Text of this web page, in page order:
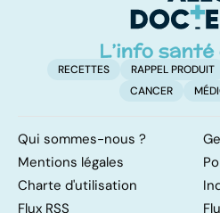
RECETTES RAPPEL PRODUIT
CANCER
Qui sommes-nous ?
Mentions légales
Charte d'utilisation
Flux RSS